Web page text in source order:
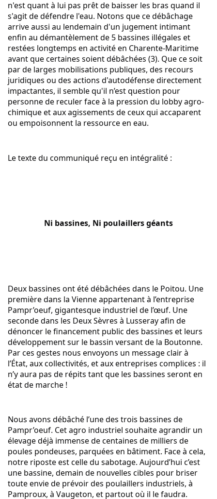
n'est quant à lui pas prêt de baisser les bras quand il
s'agit de défendre l'eau. Notons que ce débâchage
arrive aussi au lendemain d'un jugement intimant
enfin au démantèlement de 5 bassines illégales et
restées longtemps en activité en Charente-Maritime
avant que certaines soient débâchées (3). Que ce soit
par de larges mobilisations publiques, des recours
juridiques ou des actions d'autodéfense directement
impactantes, il semble qu'il n’est question pour
personne de reculer face à la pression du lobby agro-
chimique et aux agissements de ceux qui accaparent
ou empoisonnent la ressource en eau.
Le texte du communiqué reçu en intégralité :
Ni bassines, Ni poulaillers géants
Deux bassines ont été débâchées dans le Poitou. Une
première dans la Vienne appartenant à l’entreprise
Pampr’oeuf, gigantesque industriel de l’œuf. Une
seconde dans les Deux Sèvres à Lusseray afin de
dénoncer le financement public des bassines et leurs
développement sur le bassin versant de la Boutonne.
Par ces gestes nous envoyons un message clair à
l’État, aux collectivités, et aux entreprises complices : il
n’y aura pas de répits tant que les bassines seront en
état de marche !
Nous avons débâché l’une des trois bassines de
Pampr’oeuf. Cet agro industriel souhaite agrandir un
élevage déjà immense de centaines de milliers de
poules pondeuses, parquées en bâtiment. Face à cela,
notre riposte est celle du sabotage. Aujourd’hui c’est
une bassine, demain de nouvelles cibles pour briser
toute envie de prévoir des poulaillers industriels, à
Pamproux, à Vaugeton, et partout où il le faudra.